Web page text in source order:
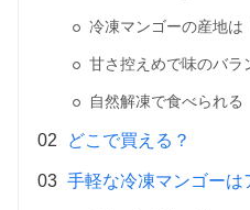
冷凍マンゴーの産地は
甘さ控えめで味のバラ
自然解凍で食べられる
どこで買える？
手軽な冷凍マンゴーは